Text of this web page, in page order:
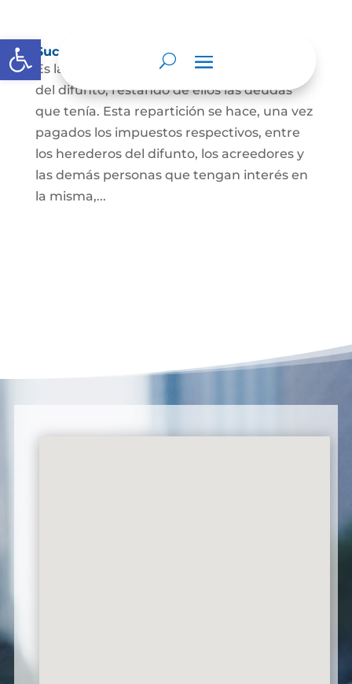
Abrir barra de herramientas
Sucesión de bienes por causa de muerte
Es la que se hace para repartir los bienes
del difunto, restando de ellos las deudas
que tenía. Esta repartición se hace, una vez
pagados los impuestos respectivos, entre
los herederos del difunto, los acreedores y
las demás personas que tengan interés en
la misma,...